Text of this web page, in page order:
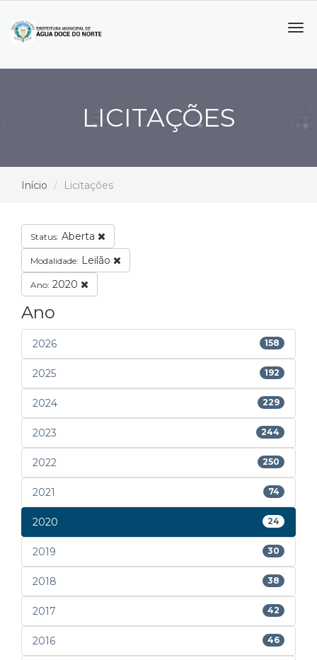
LICITAÇÕES
Início Licitações
Status: Aberta
Modalidade: Leilão
Ano: 2020
Ano
2026 158
2025 192
2024 229
2023 244
2022 250
2021 74
2020 24
2019 30
2018 38
2017 42
2016 46